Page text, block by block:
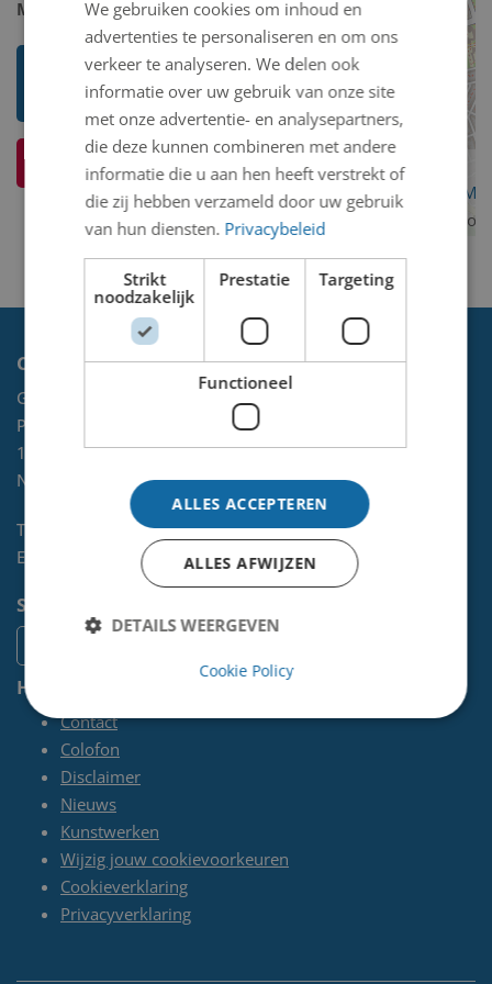
Model 2D/3D: 2D binnen
Toon mij meer werken van
Wouter Piersma (Ipitsj)
Ik weet meer over dit kunstwerk
Contact
Gemeente Velsen
Postbus 465
1970 AL IJMUIDEN
NL
Telefoon:
0255-567 200
E-mail:
kunst@velsen.nl
Socials
Handige pagina's
Contact
Colofon
Disclaimer
Nieuws
Kunstwerken
Wijzig jouw cookievoorkeuren
Cookieverklaring
Privacyverklaring
We gebruiken cookies om inhoud en
advertenties te personaliseren en om ons
verkeer te analyseren. We delen ook
informatie over uw gebruik van onze site
met onze advertentie- en analysepartners,
die deze kunnen combineren met andere
informatie die u aan hen heeft verstrekt of
die zij hebben verzameld door uw gebruik
van hun diensten. Privacybeleid
Strikt
noodzakelijk
Prestatie Targeting
Functioneel
ALLES ACCEPTEREN
ALLES AFWIJZEN
DETAILS WEERGEVEN
Cookie Policy